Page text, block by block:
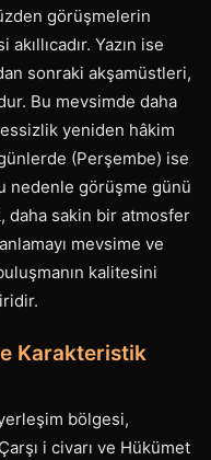
görüşmelerin
Yazın ise
sonraki akşamüstleri,
Bu mevsimde daha
yeniden hâkim
(Perşembe) ise
nedenle görüşme günü
daha sakin bir atmosfer
mevsime ve
kalitesini
Karakteristik
bölgesi,
i civarı ve Hükümet